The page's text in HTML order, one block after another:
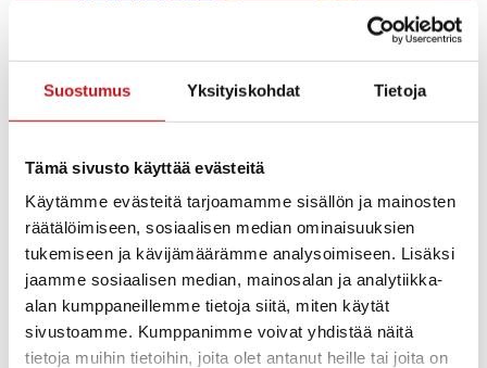
Suostumus Yksityiskohdat Tietoja
Tämä sivusto käyttää evästeitä
Käytämme evästeitä tarjoamamme sisällön ja mainosten
räätälöimiseen, sosiaalisen median ominaisuuksien
tukemiseen ja kävijämäärämme analysoimiseen. Lisäksi
jaamme sosiaalisen median, mainosalan ja analytiikka-
alan kumppaneillemme tietoja siitä, miten käytät
sivustoamme. Kumppanimme voivat yhdistää näitä
tietoja muihin tietoihin, joita olet antanut heille tai joita on
16.1.2025 — 14:26
Rautalampi mukana Onneksi on kunnat! -
kampanjassa
Kunnat ovat arkemme perusta – niiden tarjoamat palvelut
näkyvät elämässämme päivittäin, usein huomaamattamme.
Koulut, päiväkodit, liikuntapaikat, kirjastot, puhdas juomavesi ja
toimiva jätehuolto ovat...